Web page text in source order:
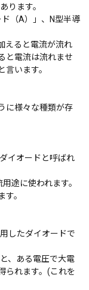
ります。
（A）」、N型半導
えると電流が流れ
と電流は流れませ
います。
に様々な種類が存
イオードと呼ばれ
途に使われます。
。
したダイオードで
、ある電圧で大電
られます。(これを